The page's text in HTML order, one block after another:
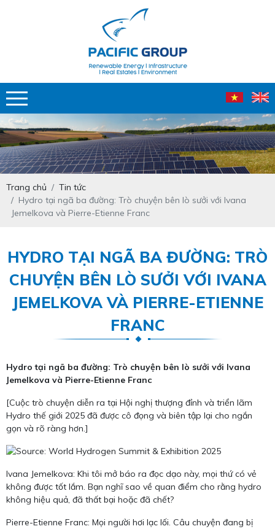
Trang chủ
Tin tức
Hydro tại ngã ba đường: Trò chuyện bên lò sưởi với Ivana
Jemelkova và Pierre-Etienne Franc
HYDRO TẠI NGÃ BA ĐƯỜNG: TRÒ
CHUYỆN BÊN LÒ SƯỞI VỚI IVANA
JEMELKOVA VÀ PIERRE-ETIENNE
FRANC
Hydro tại ngã ba đường: Trò chuyện bên lò sưởi với Ivana
Jemelkova và Pierre-Etienne Franc
[Cuộc trò chuyện diễn ra tại Hội nghị thượng đỉnh và triển lãm
Hydro thế giới 2025 đã được cô đọng và biên tập lại cho ngắn
gọn và rõ ràng hơn.]
Ivana Jemelkova: Khi tôi mở báo ra đọc dạo này, mọi thứ có vẻ
không được tốt lắm. Bạn nghĩ sao về quan điểm cho rằng hydro
không hiệu quả, đã thất bại hoặc đã chết?
Pierre-Etienne Franc: Mọi người hơi lạc lối. Câu chuyện đang bị